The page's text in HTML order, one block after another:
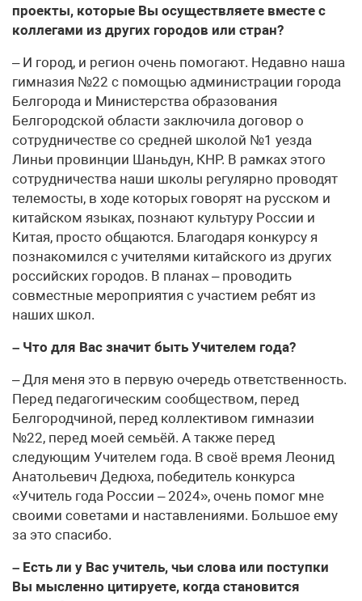
проекты, которые Вы осуществляете вместе с
коллегами из других городов или стран?
– И город, и регион очень помогают. Недавно наша
гимназия №22 с помощью администрации города
Белгорода и Министерства образования
Белгородской области заключила договор о
сотрудничестве со средней школой №1 уезда
Линьи провинции Шаньдун, КНР. В рамках этого
сотрудничества наши школы регулярно проводят
телемосты, в ходе которых говорят на русском и
китайском языках, познают культуру России и
Китая, просто общаются. Благодаря конкурсу я
познакомился с учителями китайского из других
российских городов. В планах – проводить
совместные мероприятия с участием ребят из
наших школ.
– Что для Вас значит быть Учителем года?
– Для меня это в первую очередь ответственность.
Перед педагогическим сообществом, перед
Белгородчиной, перед коллективом гимназии
№22, перед моей семьёй. А также перед
следующим Учителем года. В своё время Леонид
Анатольевич Дедюха, победитель конкурса
«Учитель года России – 2024», очень помог мне
своими советами и наставлениями. Большое ему
за это спасибо.
– Есть ли у Вас учитель, чьи слова или поступки
Вы мысленно цитируете, когда становится